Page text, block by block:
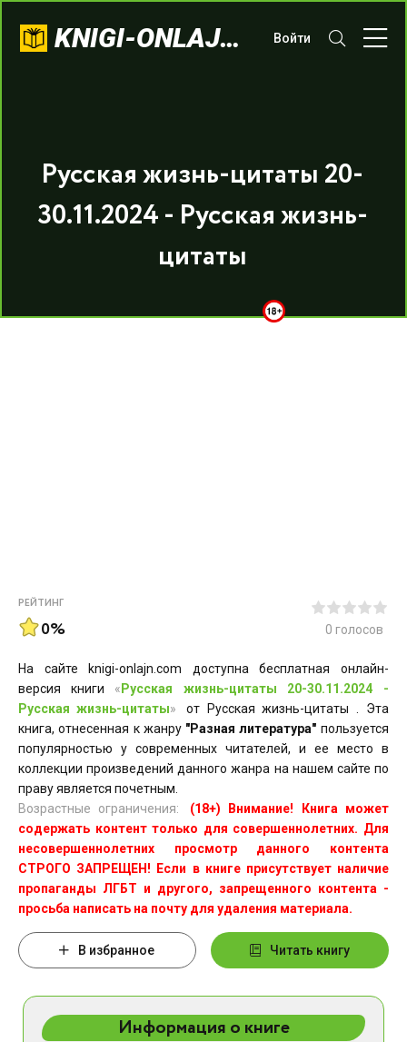
KNIGI-ONLAJN.COM Войти
Русская жизнь-цитаты 20-
30.11.2024 - Русская жизнь-
цитаты
РЕЙТИНГ
0% 0 голосов
На сайте knigi-onlajn.com доступна бесплатная онлайн-
версия книги « Русская жизнь-цитаты 20-30.11.2024 -
Русская жизнь-цитаты»
от Русская жизнь-цитаты . Эта
книга, отнесенная к жанру "Разная литература" пользуется
популярностью у современных читателей, и ее место в
коллекции произведений данного жанра на нашем сайте по
праву является почетным.
Возрастные ограничения:
(18+) Внимание! Книга может
содержать контент только для совершеннолетних. Для
несовершеннолетних просмотр данного контента
СТРОГО ЗАПРЕЩЕН! Если в книге присутствует наличие
пропаганды ЛГБТ и другого, запрещенного контента -
просьба написать на почту для удаления материала.
В избранное Читать книгу
Информация о книге